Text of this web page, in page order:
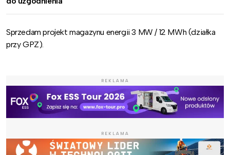
Sprzedam projekt magazynu energii 3 MW / 12 MWh (działka
przy GPZ).
REKLAMA
REKLAMA